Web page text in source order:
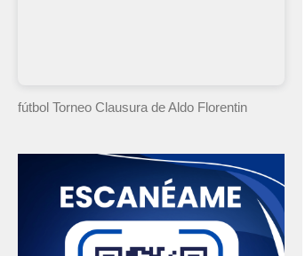
fútbol Torneo Clausurade Aldo Florentin